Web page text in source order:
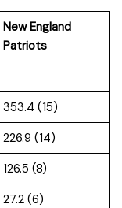
New England
Patriots
353.4 (15)
226.9 (14)
126.5 (8)
27.2 (6)